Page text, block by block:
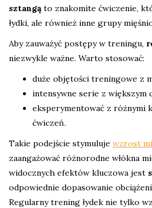
sztangąto znakomite ćwiczenie,
łydki, ale również inne grupy
Aby zauważyć postępy w treningu,
niezwykle ważne. Warto stosować:
duże objętości treningowe z
intensywne serie z większym
eksperymentować z różnymi
ćwiczeń.
Takie podejście stymuluje wzrost
zaangażować różnorodne włókna
widocznych efektów kluczowa jest
odpowiednie dopasowanie
Regularny trening łydek nie tylko